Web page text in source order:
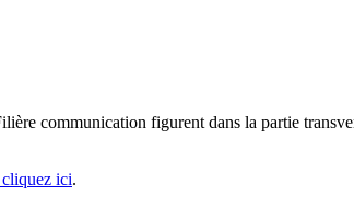
communication figurent dans la partie
ici.